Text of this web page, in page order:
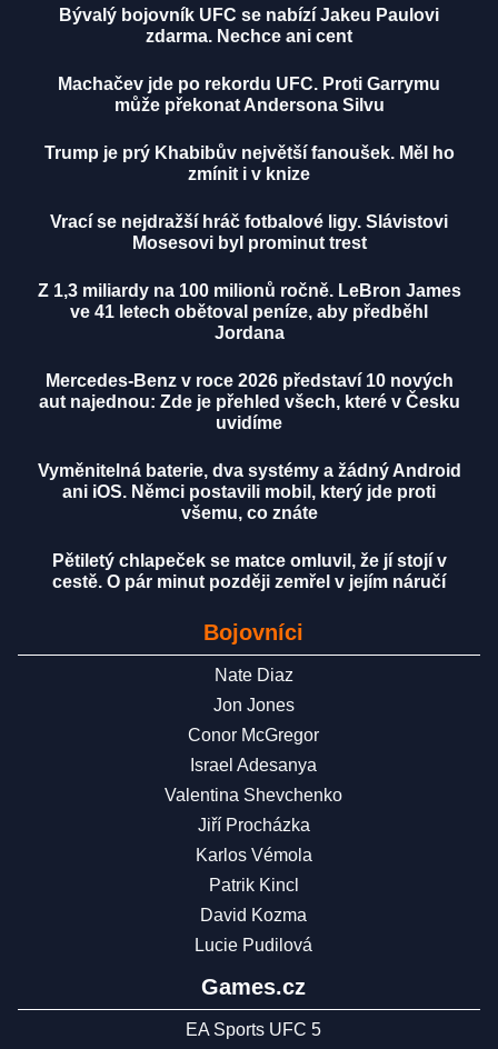
Bývalý bojovník UFC se nabízí Jakeu Paulovi
zdarma. Nechce ani cent
Machačev jde po rekordu UFC. Proti Garrymu
může překonat Andersona Silvu
Trump je prý Khabibův největší fanoušek. Měl ho
zmínit i v knize
Vrací se nejdražší hráč fotbalové ligy. Slávistovi
Mosesovi byl prominut trest
Z 1,3 miliardy na 100 milionů ročně. LeBron James
ve 41 letech obětoval peníze, aby předběhl
Jordana
Mercedes-Benz v roce 2026 představí 10 nových
aut najednou: Zde je přehled všech, které v Česku
uvidíme
Vyměnitelná baterie, dva systémy a žádný Android
ani iOS. Němci postavili mobil, který jde proti
všemu, co znáte
Pětiletý chlapeček se matce omluvil, že jí stojí v
cestě. O pár minut později zemřel v jejím náručí
Bojovníci
Nate Diaz
Jon Jones
Conor McGregor
Israel Adesanya
Valentina Shevchenko
Jiří Procházka
Karlos Vémola
Patrik Kincl
David Kozma
Lucie Pudilová
Games.cz
EA Sports UFC 5